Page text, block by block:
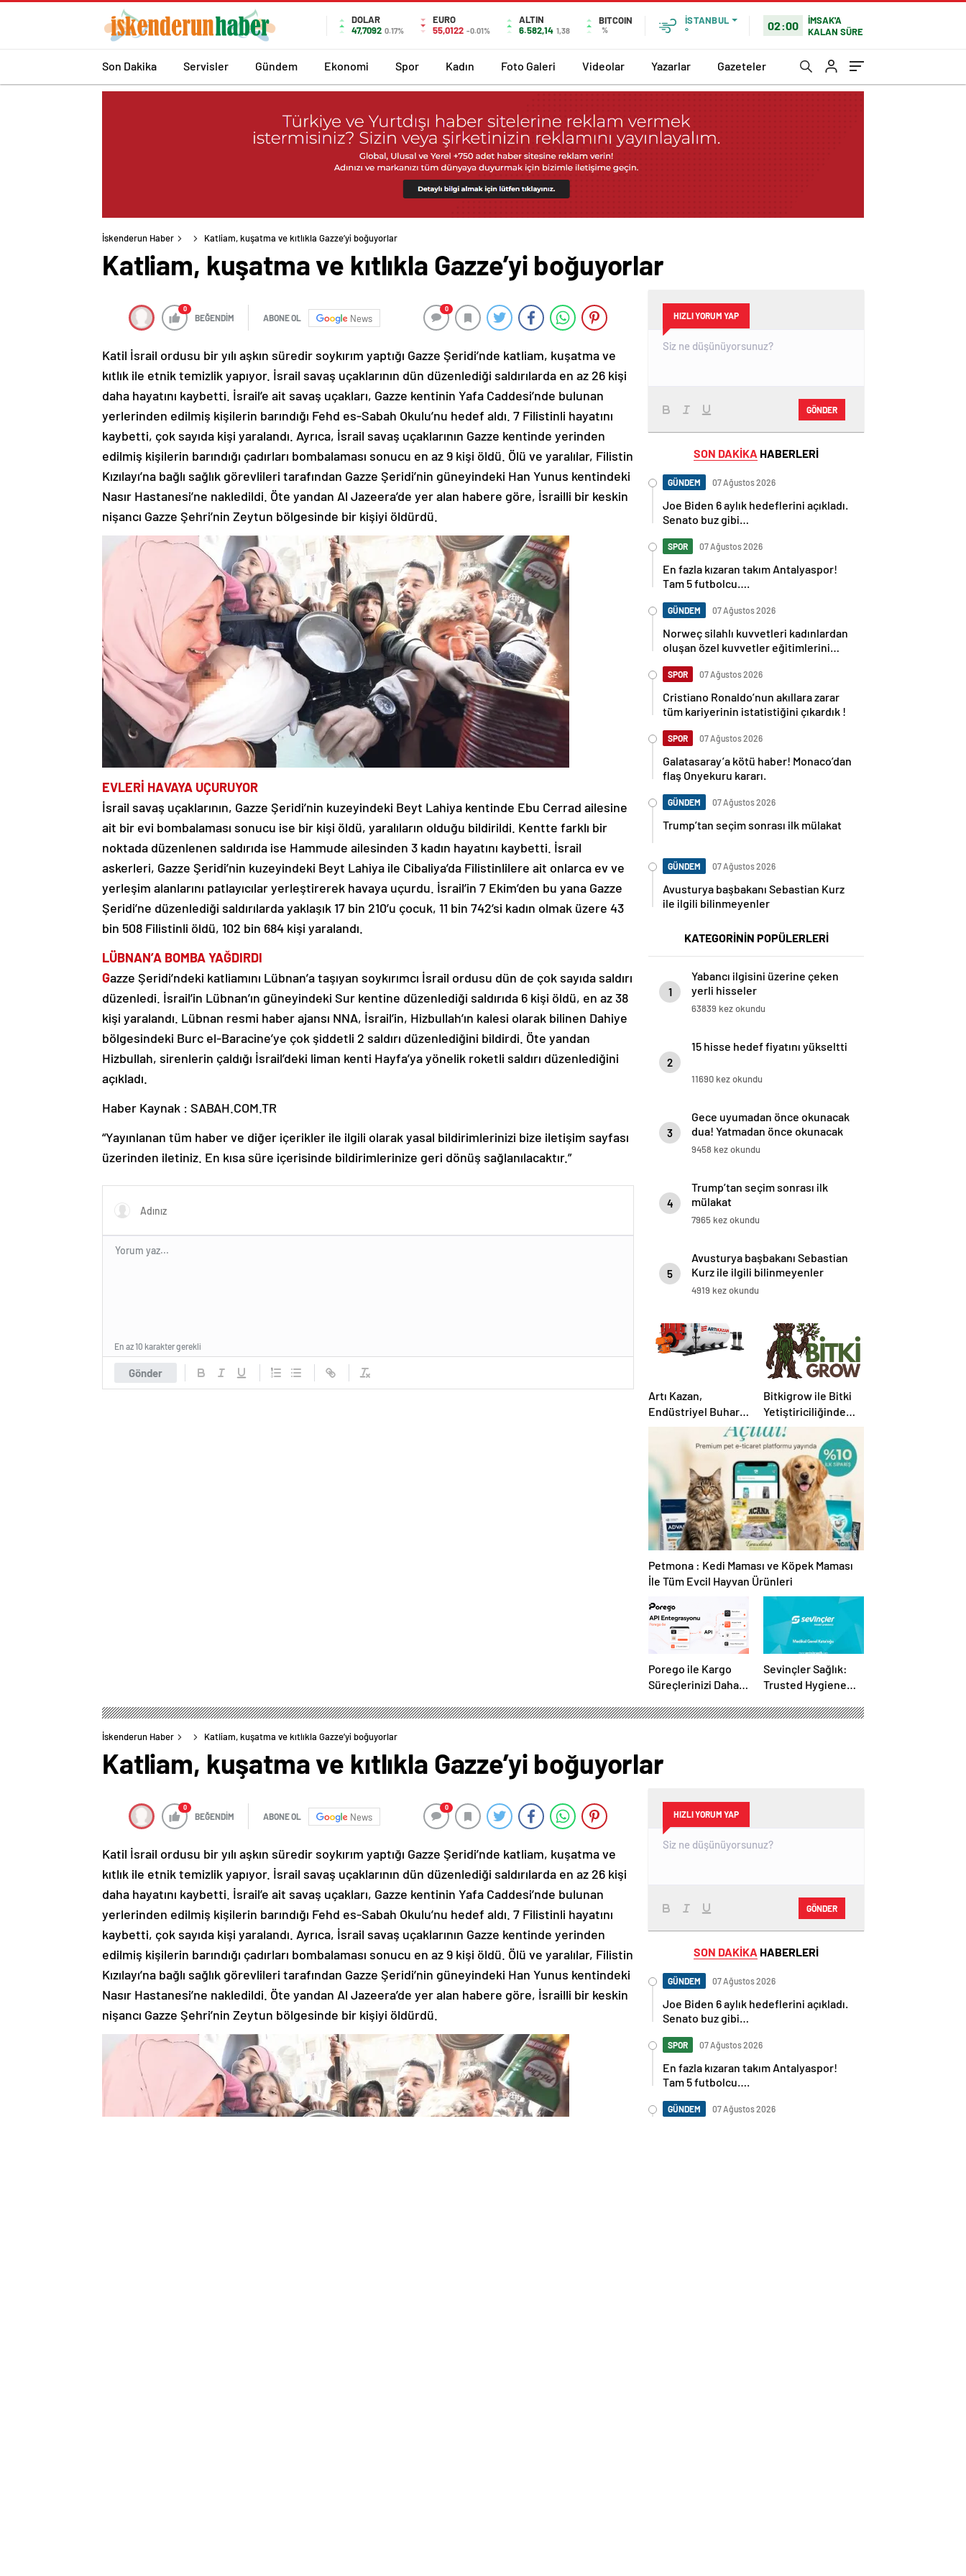
DOLAR
47,7092 0.17%
EURO
55,0122 -0.01%
ALTIN
6.582,14 1,38
BITCOIN
%
İSTANBUL
°
02:00
İMSAK'A
KALAN SÜRE
Son Dakika Servisler Gündem Ekonomi Spor Kadın Foto Galeri Videolar Yazarlar Gazeteler
İskenderun Haber Katliam, kuşatma ve kıtlıkla Gazze’yi boğuyorlar
Katliam, kuşatma ve kıtlıkla Gazze’yi boğuyorlar
0
BEĞENDİM ABONE OL News
0
Katil İsrail ordusu bir yılı aşkın süredir soykırım yaptığı Gazze Şeridi’nde katliam, kuşatma ve
kıtlık ile etnik temizlik yapıyor. İsrail savaş uçaklarının dün düzenlediği saldırılarda en az 26 kişi
daha hayatını kaybetti. İsrail’e ait savaş uçakları, Gazze kentinin Yafa Caddesi’nde bulunan
yerlerinden edilmiş kişilerin barındığı Fehd es-Sabah Okulu’nu hedef aldı. 7 Filistinli hayatını
kaybetti, çok sayıda kişi yaralandı. Ayrıca, İsrail savaş uçaklarının Gazze kentinde yerinden
edilmiş kişilerin barındığı çadırları bombalaması sonucu en az 9 kişi öldü. Ölü ve yaralılar, Filistin
Kızılayı’na bağlı sağlık görevlileri tarafından Gazze Şeridi’nin güneyindeki Han Yunus kentindeki
Nasır Hastanesi’ne nakledildi. Öte yandan Al Jazeera’de yer alan habere göre, İsrailli bir keskin
nişancı Gazze Şehri’nin Zeytun bölgesinde bir kişiyi öldürdü.
EVLERİ HAVAYA UÇURUYOR
İsrail savaş uçaklarının, Gazze Şeridi’nin kuzeyindeki Beyt Lahiya kentinde Ebu Cerrad ailesine
ait bir evi bombalaması sonucu ise bir kişi öldü, yaralıların olduğu bildirildi. Kentte farklı bir
noktada düzenlenen saldırıda ise Hammude ailesinden 3 kadın hayatını kaybetti. İsrail
askerleri, Gazze Şeridi’nin kuzeyindeki Beyt Lahiya ile Cibaliya’da Filistinlilere ait onlarca ev ve
yerleşim alanlarını patlayıcılar yerleştirerek havaya uçurdu. İsrail’in 7 Ekim’den bu yana Gazze
Şeridi’ne düzenlediği saldırılarda yaklaşık 17 bin 210’u çocuk, 11 bin 742’si kadın olmak üzere 43
bin 508 Filistinli öldü, 102 bin 684 kişi yaralandı.
LÜBNAN’A BOMBA YAĞDIRDI
Gazze Şeridi’ndeki katliamını Lübnan’a taşıyan soykırımcı İsrail ordusu dün de çok sayıda saldırı
düzenledi. İsrail’in Lübnan’ın güneyindeki Sur kentine düzenlediği saldırıda 6 kişi öldü, en az 38
kişi yaralandı. Lübnan resmi haber ajansı NNA, İsrail’in, Hizbullah’ın kalesi olarak bilinen Dahiye
bölgesindeki Burc el-Baracine’ye çok şiddetli 2 saldırı düzenlediğini bildirdi. Öte yandan
Hizbullah, sirenlerin çaldığı İsrail’deki liman kenti Hayfa’ya yönelik roketli saldırı düzenlediğini
açıkladı.
Haber Kaynak : SABAH.COM.TR
“Yayınlanan tüm haber ve diğer içerikler ile ilgili olarak yasal bildirimlerinizi bize iletişim sayfası
üzerinden iletiniz. En kısa süre içerisinde bildirimlerinize geri dönüş sağlanılacaktır.”
Gönder
En az 10 karakter gerekli
HIZLI YORUM YAP
GÖNDER
SON DAKİKA HABERLERİ
GÜNDEM 07 Ağustos 2026
Joe Biden 6 aylık hedeflerini açıkladı.
Senato buz gibi…
SPOR 07 Ağustos 2026
En fazla kızaran takım Antalyaspor!
Tam 5 futbolcu….
GÜNDEM 07 Ağustos 2026
Norweç silahlı kuvvetleri kadınlardan
oluşan özel kuvvetler eğitimlerini
SPOR 07 Ağustos 2026
Cristiano Ronaldo’nun akıllara zarar
tüm kariyerinin istatistiğini çıkardık !
SPOR 07 Ağustos 2026
Galatasaray’a kötü haber! Monaco’dan
flaş Onyekuru kararı.
GÜNDEM 07 Ağustos 2026
Trump’tan seçim sonrası ilk mülakat
GÜNDEM 07 Ağustos 2026
Avusturya başbakanı Sebastian Kurz
ile ilgili bilinmeyenler
KATEGORİNİN POPÜLERLERİ
1
Yabancı ilgisini üzerine çeken
yerli hisseler
63839 kez okundu
2
15 hisse hedef fiyatını yükseltti
11690 kez okundu
3
Gece uyumadan önce okunacak
dua! Yatmadan önce okunacak
dualar! Uyumak için hangi dua?
9458 kez okundu
4
Trump’tan seçim sonrası ilk
mülakat
7965 kez okundu
5
Avusturya başbakanı Sebastian
Kurz ile ilgili bilinmeyenler
4919 kez okundu
Artı Kazan,
Endüstriyel Buhar
Kazanı
Çözümleriyle
Üretim Tesislerine
Verimli Sistemler
Sunuyor
Bitkigrow ile Bitki
Yetiştiriciliğinde
Doğru Ekipman ve
Ürün Seçimi
Petmona : Kedi Maması ve Köpek Maması
İle Tüm Evcil Hayvan Ürünleri
Porego ile Kargo
Süreçlerinizi Daha
Sevinçler Sağlık:
Trusted Hygiene
Manufacturer in
İskenderun Haber Katliam, kuşatma ve kıtlıkla Gazze’yi boğuyorlar
Katliam, kuşatma ve kıtlıkla Gazze’yi boğuyorlar
0
BEĞENDİM ABONE OL News
0
Katil İsrail ordusu bir yılı aşkın süredir soykırım yaptığı Gazze Şeridi’nde katliam, kuşatma ve
kıtlık ile etnik temizlik yapıyor. İsrail savaş uçaklarının dün düzenlediği saldırılarda en az 26 kişi
daha hayatını kaybetti. İsrail’e ait savaş uçakları, Gazze kentinin Yafa Caddesi’nde bulunan
yerlerinden edilmiş kişilerin barındığı Fehd es-Sabah Okulu’nu hedef aldı. 7 Filistinli hayatını
kaybetti, çok sayıda kişi yaralandı. Ayrıca, İsrail savaş uçaklarının Gazze kentinde yerinden
edilmiş kişilerin barındığı çadırları bombalaması sonucu en az 9 kişi öldü. Ölü ve yaralılar, Filistin
Kızılayı’na bağlı sağlık görevlileri tarafından Gazze Şeridi’nin güneyindeki Han Yunus kentindeki
Nasır Hastanesi’ne nakledildi. Öte yandan Al Jazeera’de yer alan habere göre, İsrailli bir keskin
nişancı Gazze Şehri’nin Zeytun bölgesinde bir kişiyi öldürdü.
HIZLI YORUM YAP
GÖNDER
SON DAKİKA HABERLERİ
GÜNDEM 07 Ağustos 2026
Joe Biden 6 aylık hedeflerini açıkladı.
Senato buz gibi…
SPOR 07 Ağustos 2026
En fazla kızaran takım Antalyaspor!
Tam 5 futbolcu….
GÜNDEM 07 Ağustos 2026